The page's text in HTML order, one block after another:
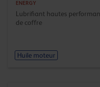
ENERGY
Lubrifiant hautes
de coffre
Huile moteur